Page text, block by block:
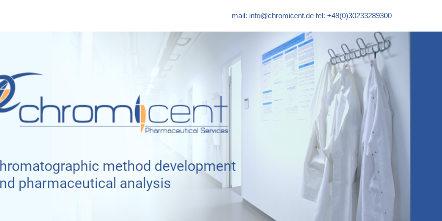
mail: info@chromicent.de tel: +49(0)30233289300